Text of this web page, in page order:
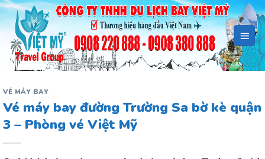
Bỏ
qua
dung
VÉ MÁY BAY
Vé máy bay đường Trường Sa bờ kè quận
3 – Phòng vé Việt Mỹ